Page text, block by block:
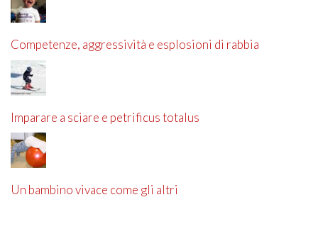
Competenze, aggressività e esplosioni di rabbia
Imparare a sciare e petrificus totalus
Un bambino vivace come gli altri